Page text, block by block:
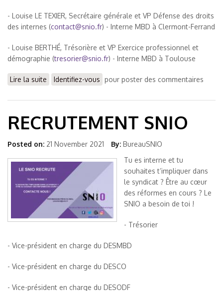
- Louise LE TEXIER, Secrétaire générale et VP Défense des droits
des internes (contact@snio.fr) - Interne MBD à Clermont-Ferrand
- Louise BERTHÉ, Trésorière et VP Exercice professionnel et
démographie (tresorier@snio.fr) - Interne MBD à Toulouse
Lire la suite de Election du Nouveau Bureau 2023
Identifiez-vous pour poster des commentaires
RECRUTEMENT SNIO
Posted on: 21 November 2021 By: BureauSNIO
Tu es interne et tu
souhaites t’impliquer dans
le syndicat ? Être au cœur
des réformes en cours ? Le
SNIO a besoin de toi !
- Trésorier
- Vice-président en charge du DESMBD
- Vice-président en charge du DESCO
- Vice-président en charge du DESODF